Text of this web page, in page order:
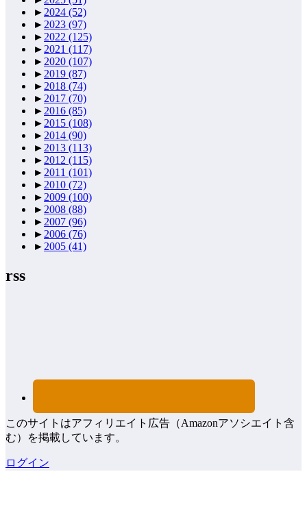
►2024 (52)
►2023 (97)
►2022 (125)
►2021 (117)
►2020 (107)
►2019 (87)
►2018 (74)
►2017 (70)
►2016 (85)
►2015 (108)
►2014 (90)
►2013 (113)
►2012 (115)
►2011 (101)
►2010 (72)
►2009 (100)
►2008 (88)
►2007 (96)
►2006 (76)
►2005 (41)
rss
このサイトはアフィリエイト広告（Amazonアソシエイト含
む）を掲載しています。
ログイン